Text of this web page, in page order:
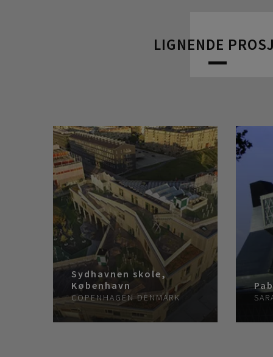
LIGNENDE
Sydhavnen skole,
København
COPENHAGEN DENMARK